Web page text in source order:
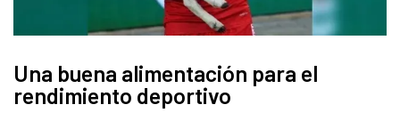
Una buena alimentación para el
rendimiento deportivo